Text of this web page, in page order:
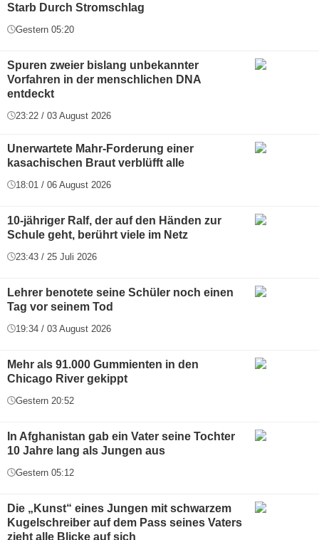
Starb Durch Stromschlag
Gestern 05:20
Spuren zweier bislang unbekannter
Vorfahren in der menschlichen DNA
entdeckt
23:22 / 03 August 2026
Unerwartete Mahr-Forderung einer
kasachischen Braut verblüfft alle
18:01 / 06 August 2026
10-jähriger Ralf, der auf den Händen zur
Schule geht, berührt viele im Netz
23:43 / 25 Juli 2026
Lehrer benotete seine Schüler noch einen
Tag vor seinem Tod
19:34 / 03 August 2026
Mehr als 91.000 Gummienten in den
Chicago River gekippt
Gestern 20:52
In Afghanistan gab ein Vater seine Tochter
10 Jahre lang als Jungen aus
Gestern 05:12
Die „Kunst“ eines Jungen mit schwarzem
Kugelschreiber auf dem Pass seines Vaters
zieht alle Blicke auf sich